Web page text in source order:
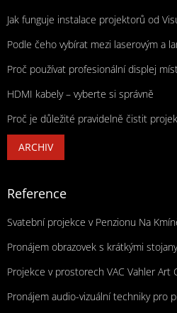
Jak funguje instalace projektorů od
Podle čeho vybírat mezi laserovým a
Proč používat profesionální displej
HDMI kabely – vyberte si správně
Proč je důležité pravidelně čistit
ARCHIV
Reference
Svatební projekce v Penzionu Na
Pronájem obrazovek s krátkými stojany
Projekce v prostorech VAC Vahler Art
Pronájem audio-vizuální techniky pro